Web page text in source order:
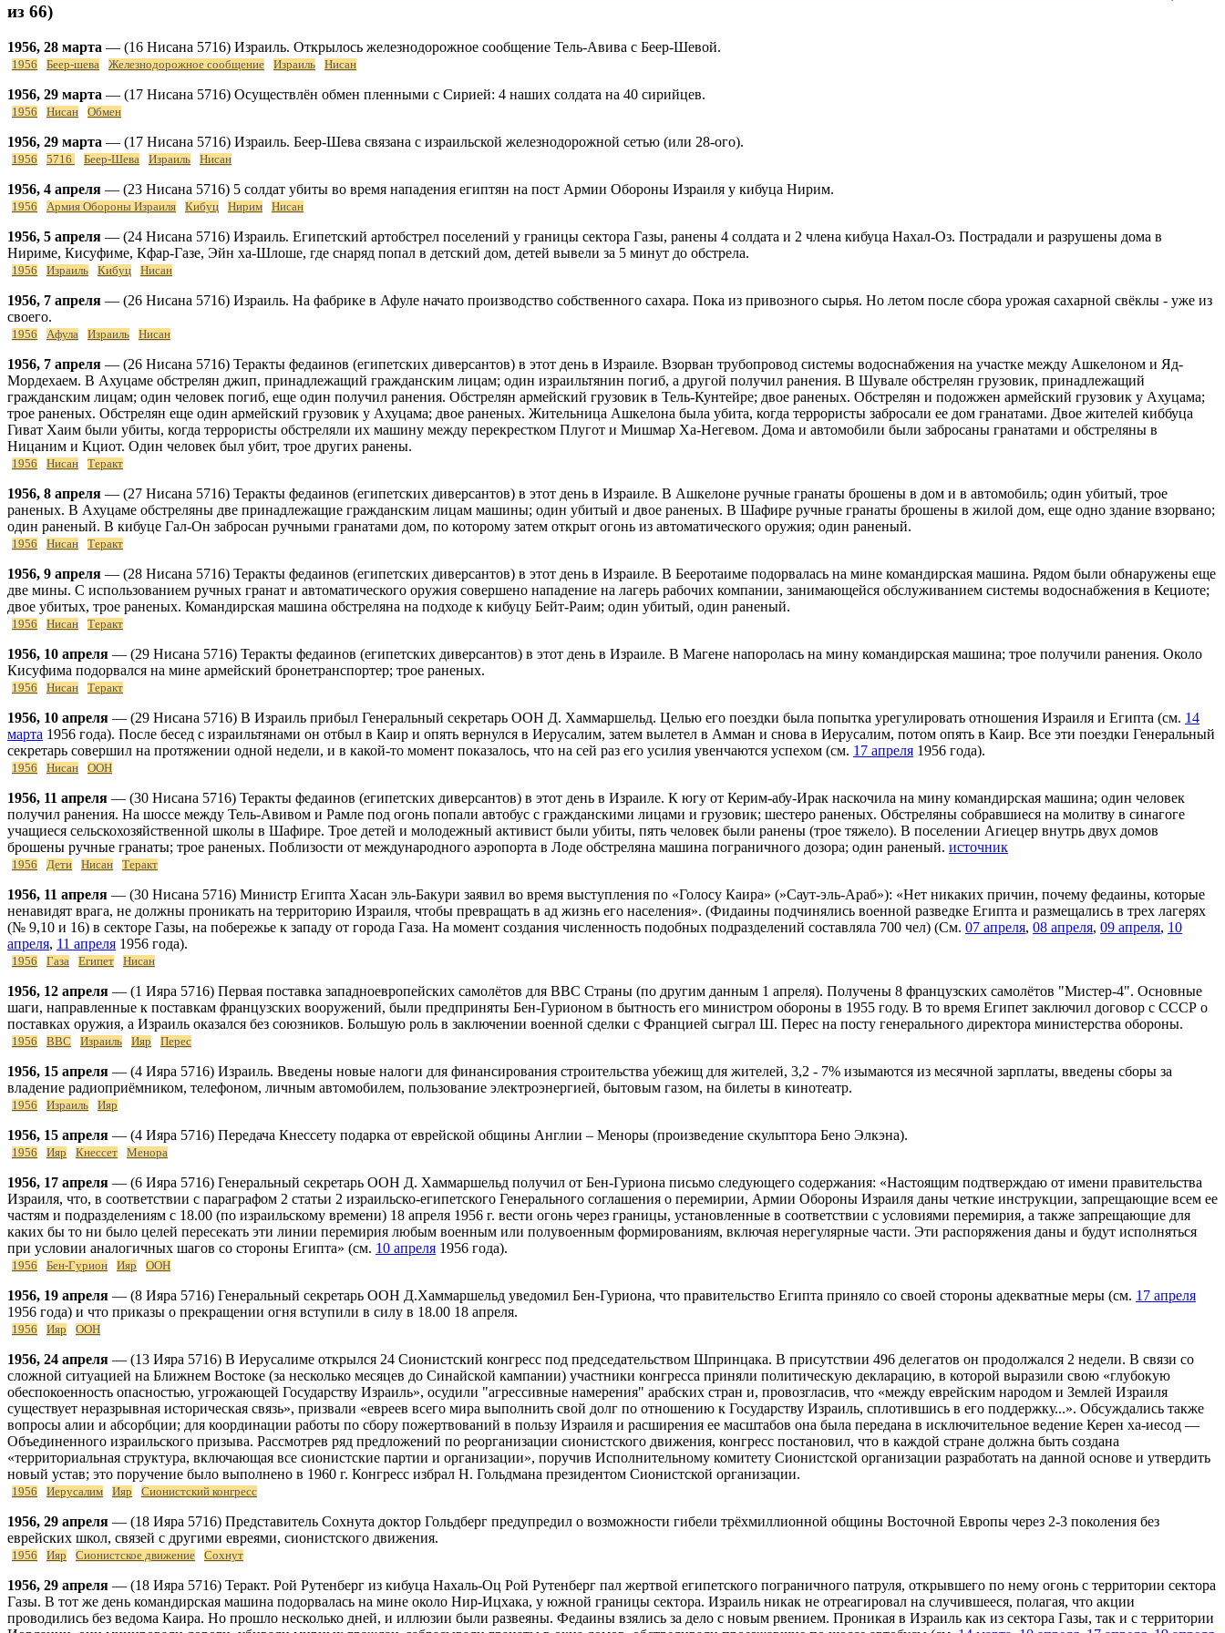
из 66)
1956, 28 марта — (16 Нисана 5716) Израиль. Открылось железнодорожное сообщение Тель-Авива с Беер-Шевой.
1956 Беер-шева Железнодорожное сообщение Израиль Нисан
1956, 29 марта — (17 Нисана 5716) Осуществлён обмен пленными с Сирией: 4 наших солдата на 40 сирийцев.
1956 Нисан Обмен
1956, 29 марта — (17 Нисана 5716) Израиль. Беер-Шева связана с израильской железнодорожной сетью (или 28-ого).
1956 5716 Беер-Шева Израиль Нисан
1956, 4 апреля — (23 Нисана 5716) 5 солдат убиты во время нападения египтян на пост Армии Обороны Израиля у кибуца Нирим.
1956 Армия Обороны Израиля Кибуц Нирим Нисан
1956, 5 апреля — (24 Нисана 5716) Израиль. Египетский артобстрел поселений у границы сектора Газы, ранены 4 солдата и 2 члена кибуца Нахал-Оз. Пострадали и разрушены дома в
Нириме, Кисуфиме, Кфар-Газе, Эйн ха-Шлоше, где снаряд попал в детский дом, детей вывели за 5 минут до обстрела.
1956 Израиль Кибуц Нисан
1956, 7 апреля — (26 Нисана 5716) Израиль. На фабрике в Афуле начато производство собственного сахара. Пока из привозного сырья. Но летом после сбора урожая сахарной свёклы - уже из
своего.
1956 Афула Израиль Нисан
1956, 7 апреля — (26 Нисана 5716) Теракты федаинов (египетских диверсантов) в этот день в Израиле. Взорван трубопровод системы водоснабжения на участке между Ашкелоном и Яд-
Мордехаем. В Ахуцаме обстрелян джип, принадлежащий гражданским лицам; один израильтянин погиб, а другой получил ранения. В Шувале обстрелян грузовик, принадлежащий
гражданским лицам; один человек погиб, еще один получил ранения. Обстрелян армейский грузовик в Тель-Кунтейре; двое раненых. Обстрелян и подожжен армейский грузовик у Ахуцама;
трое раненых. Обстрелян еще один армейский грузовик у Ахуцама; двое раненых. Жительница Ашкелона была убита, когда террористы забросали ее дом гранатами. Двое жителей киббуца
Гиват Хаим были убиты, когда террористы обстреляли их машину между перекрестком Плугот и Мишмар Ха-Негевом. Дома и автомобили были забросаны гранатами и обстреляны в
Ницаним и Кциот. Один человек был убит, трое других ранены.
1956 Нисан Теракт
1956, 8 апреля — (27 Нисана 5716) Теракты федаинов (египетских диверсантов) в этот день в Израиле. В Ашкелоне ручные гранаты брошены в дом и в автомобиль; один убитый, трое
раненых. В Ахуцаме обстреляны две принадлежащие гражданским лицам машины; один убитый и двое раненых. В Шафире ручные гранаты брошены в жилой дом, еще одно здание взорвано;
один раненый. В кибуце Гал-Он забросан ручными гранатами дом, по которому затем открыт огонь из автоматического оружия; один раненый.
1956 Нисан Теракт
1956, 9 апреля — (28 Нисана 5716) Теракты федаинов (египетских диверсантов) в этот день в Израиле. В Бееротаиме подорвалась на мине командирская машина. Рядом были обнаружены еще
две мины. С использованием ручных гранат и автоматического оружия совершено нападение на лагерь рабочих компании, занимающейся обслуживанием системы водоснабжения в Кециоте;
двое убитых, трое раненых. Командирская машина обстреляна на подходе к кибуцу Бейт-Раим; один убитый, один раненый.
1956 Нисан Теракт
1956, 10 апреля — (29 Нисана 5716) Теракты федаинов (египетских диверсантов) в этот день в Израиле. В Магене напоролась на мину командирская машина; трое получили ранения. Около
Кисуфима подорвался на мине армейский бронетранспортер; трое раненых.
1956 Нисан Теракт
1956, 10 апреля — (29 Нисана 5716) В Израиль прибыл Генеральный секретарь ООН Д. Хаммаршельд. Целью его поездки была попытка урегулировать отношения Израиля и Египта (см. 14
марта 1956 года). После бесед с израильтянами он отбыл в Каир и опять вернулся в Иерусалим, затем вылетел в Амман и снова в Иерусалим, потом опять в Каир. Все эти поездки Генеральный
секретарь совершил на протяжении одной недели, и в какой-то момент показалось, что на сей раз его усилия увенчаются успехом (см. 17 апреля 1956 года).
1956 Нисан ООН
1956, 11 апреля — (30 Нисана 5716) Теракты федаинов (египетских диверсантов) в этот день в Израиле. К югу от Керим-абу-Ирак наскочила на мину командирская машина; один человек
получил ранения. На шоссе между Тель-Авивом и Рамле под огонь попали автобус с гражданскими лицами и грузовик; шестеро раненых. Обстреляны собравшиеся на молитву в синагоге
учащиеся сельскохозяйственной школы в Шафире. Трое детей и молодежный активист были убиты, пять человек были ранены (трое тяжело). В поселении Агиецер внутрь двух домов
брошены ручные гранаты; трое раненых. Поблизости от международного аэропорта в Лоде обстреляна машина пограничного дозора; один раненый. источник
1956 Дети Нисан Теракт
1956, 11 апреля — (30 Нисана 5716) Министр Египта Хасан эль-Бакури заявил во время выступления по «Голосу Каира» (»Саут-эль-Араб»): «Нет никаких причин, почему федаины, которые
ненавидят врага, не должны проникать на территорию Израиля, чтобы превращать в ад жизнь его населения». (Фидаины подчинялись военной разведке Египта и размещались в трех лагерях
(№ 9,10 и 16) в секторе Газы, на побережье к западу от города Газа. На момент создания численность подобных подразделений составляла 700 чел) (См. 07 апреля, 08 апреля, 09 апреля, 10
апреля, 11 апреля 1956 года).
1956 Газа Египет Нисан
1956, 12 апреля — (1 Ияра 5716) Первая поставка западноевропейских самолётов для ВВС Страны (по другим данным 1 апреля). Получены 8 французских самолётов "Мистер-4". Основные
шаги, направленные к поставкам французских вооружений, были предприняты Бен-Гурионом в бытность его министром обороны в 1955 году. В то время Египет заключил договор с СССР о
поставках оружия, а Израиль оказался без союзников. Большую роль в заключении военной сделки с Францией сыграл Ш. Перес на посту генерального директора министерства обороны.
1956 ВВС Израиль Ияр Перес
1956, 15 апреля — (4 Ияра 5716) Израиль. Введены новые налоги для финансирования строительства убежищ для жителей, 3,2 - 7% изымаются из месячной зарплаты, введены сборы за
владение радиоприёмником, телефоном, личным автомобилем, пользование электроэнергией, бытовым газом, на билеты в кинотеатр.
1956 Израиль Ияр
1956, 15 апреля — (4 Ияра 5716) Передача Кнессету подарка от еврейской общины Англии – Меноры (произведение скульптора Бено Элкэна).
1956 Ияр Кнессет Менора
1956, 17 апреля — (6 Ияра 5716) Генеральный секретарь ООН Д. Хаммаршельд получил от Бен-Гуриона письмо следующего содержания: «Настоящим подтверждаю от имени правительства
Израиля, что, в соответствии с параграфом 2 статьи 2 израильско-египетского Генерального соглашения о перемирии, Армии Обороны Израиля даны четкие инструкции, запрещающие всем ее
частям и подразделениям с 18.00 (по израильскому времени) 18 апреля 1956 г. вести огонь через границы, установленные в соответствии с условиями перемирия, а также запрещающие для
каких бы то ни было целей пересекать эти линии перемирия любым военным или полувоенным формированиям, включая нерегулярные части. Эти распоряжения даны и будут исполняться
при условии аналогичных шагов со стороны Египта» (см. 10 апреля 1956 года).
1956 Бен-Гурион Ияр ООН
1956, 19 апреля — (8 Ияра 5716) Генеральный секретарь ООН Д.Хаммаршельд уведомил Бен-Гуриона, что правительство Египта приняло со своей стороны адекватные меры (см. 17 апреля
1956 года) и что приказы о прекращении огня вступили в силу в 18.00 18 апреля.
1956 Ияр ООН
1956, 24 апреля — (13 Ияра 5716) В Иерусалиме открылся 24 Сионистский конгресс под председательством Шпринцака. В присутствии 496 делегатов он продолжался 2 недели. В связи со
сложной ситуацией на Ближнем Востоке (за несколько месяцев до Синайской кампании) участники конгресса приняли политическую декларацию, в которой выразили свою «глубокую
обеспокоенность опасностью, угрожающей Государству Израиль», осудили "агрессивные намерения" арабских стран и, провозгласив, что «между еврейским народом и Землей Израиля
существует неразрывная историческая связь», призвали «евреев всего мира выполнить свой долг по отношению к Государству Израиль, сплотившись в его поддержку...». Обсуждались также
вопросы алии и абсорбции; для координации работы по сбору пожертвований в пользу Израиля и расширения ее масштабов она была передана в исключительное ведение Керен ха-иесод —
Объединенного израильского призыва. Рассмотрев ряд предложений по реорганизации сионистского движения, конгресс постановил, что в каждой стране должна быть создана
«территориальная структура, включающая все сионистские партии и организации», поручив Исполнительному комитету Сионистской организации разработать на данной основе и утвердить
новый устав; это поручение было выполнено в 1960 г. Конгресс избрал Н. Гольдмана президентом Сионистской организации.
1956 Иерусалим Ияр Сионистский конгресс
1956, 29 апреля — (18 Ияра 5716) Представитель Сохнута доктор Гольдберг предупредил о возможности гибели трёхмиллионной общины Восточной Европы через 2-3 поколения без
еврейских школ, связей с другими евреями, сионистского движения.
1956 Ияр Сионистское движение Сохнут
1956, 29 апреля — (18 Ияра 5716) Теракт. Рой Рутенберг из кибуца Нахаль-Оц Рой Рутенберг пал жертвой египетского пограничного патруля, открывшего по нему огонь с территории сектора
Газы. В тот же день командирская машина подорвалась на мине около Нир-Ицхака, у южной границы сектора. Израиль никак не отреагировал на случившееся, полагая, что акции
проводились без ведома Каира. Но прошло несколько дней, и иллюзии были развеяны. Федаины взялись за дело с новым рвением. Проникая в Израиль как из сектора Газы, так и с территории